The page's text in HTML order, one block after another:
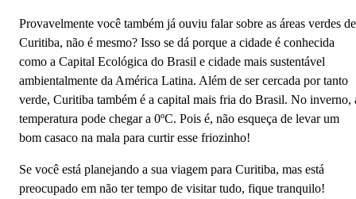
‌Provavelmente‌ ‌você‌ também ‌já‌ ‌ouviu‌ falar ‌sobre‌ ‌as‌ ‌áreas‌ ‌verdes‌ ‌de‌
‌Curitiba,‌ ‌não‌ ‌é‌ ‌mesmo?‌ ‌Isso‌ ‌se‌ ‌dá‌ ‌porque‌ ‌a‌ ‌cidade‌ ‌é‌ ‌conhecida‌
‌como‌ ‌a‌ ‌Capital‌ ‌Ecológica‌ ‌do‌ ‌Brasil‌ ‌e‌ ‌cidade‌ ‌mais‌ ‌sustentável
ambientalmente‌ ‌da‌ ‌América‌ ‌Latina‌. Além de ser ‌cercada‌ ‌por‌ ‌tanto‌
‌verde,‌ ‌Curitiba‌ também‌ é ‌a‌ ‌capital‌ ‌mais‌ ‌fria‌ ‌do‌ ‌Brasil.‌ ‌No‌ ‌inverno,‌
‌temperatura‌ ‌pode‌ ‌chegar‌ ‌a‌ ‌0ºC.‌ ‌Pois‌ ‌é,‌ ‌não esqueça de levar um
bom casaco na mala para curtir esse friozinho!
‌Se ‌você‌ ‌está‌ ‌planejando‌ ‌a‌ ‌sua‌ ‌viagem‌ ‌para‌ ‌Curitiba,‌ ‌mas‌ ‌está‌
‌preocupado‌ ‌em‌ ‌não‌ ‌ter‌ ‌tempo‌ ‌de‌ ‌visitar‌ ‌tudo,‌ ‌fique‌ ‌tranquilo!‌